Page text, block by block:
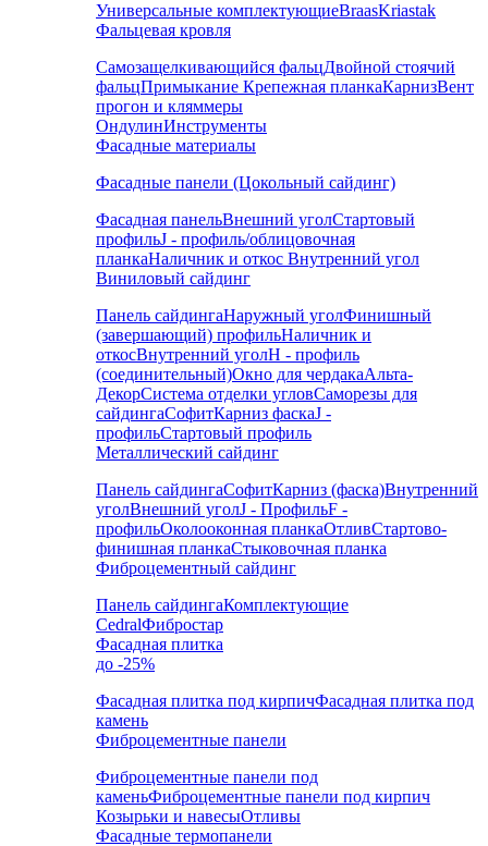
Универсальные комплектующиеBraasKriastak
Фальцевая кровля
Самозащелкивающийся фальцДвойной стоячий
фальцПримыкание Крепежная планкаКарнизВент
прогон и кляммеры
ОндулинИнструменты
Фасадные материалы
Фасадные панели (Цокольный сайдинг)
Фасадная панельВнешний уголСтартовый
профильJ - профиль/облицовочная
планкаНаличник и откос Внутренний угол
Виниловый сайдинг
Панель сайдингаНаружный уголФинишный
(завершающий) профильНаличник и
откосВнутренний уголH - профиль
(соединительный)Окно для чердакаАльта-
ДекорСистема отделки угловСаморезы для
сайдингаСофитКарниз фаскаJ -
профильСтартовый профиль
Металлический сайдинг
Панель сайдингаСофитКарниз (фаска)Внутренний
уголВнешний уголJ - ПрофильF -
профильОколооконная планкаОтливСтартово-
финишная планкаСтыковочная планка
Фиброцементный сайдинг
Панель сайдингаКомплектующие
CedralФибростар
Фасадная плитка
до -25%
Фасадная плитка под кирпичФасадная плитка под
камень
Фиброцементные панели
Фиброцементные панели под
каменьФиброцементные панели под кирпич
Козырьки и навесыОтливы
Фасадные термопанели